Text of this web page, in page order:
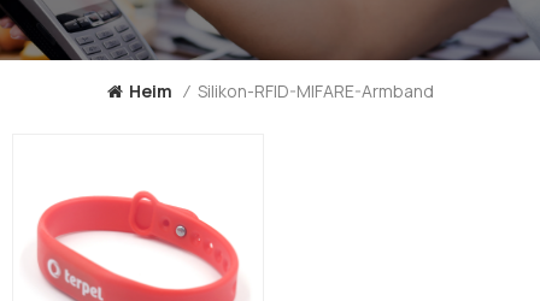
Heim / Silikon-RFID-MIFARE-Armband